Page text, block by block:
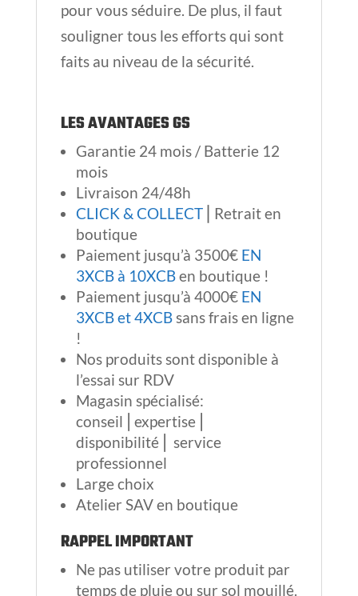
pour vous séduire. De plus, il faut
souligner tous les efforts qui sont
faits au niveau de la sécurité.
LES AVANTAGES GS
Garantie 24 mois / Batterie 12
mois
Livraison 24/48h
CLICK & COLLECT⎢Retrait en
boutique
Paiement jusqu’à 3500€EN
3XCB à 10XCBen boutique !
Paiement jusqu’à 4000€EN
3XCB et 4XCBsans frais en ligne
!
Nos produits sont disponible à
l’essai sur RDV
Magasin spécialisé:
conseil⎪expertise⎪
disponibilité⎪ service
professionnel
Large choix
Atelier SAV en boutique
RAPPEL IMPORTANT
Ne pas utiliser votre produit par
temps de pluie ou sur sol mouillé.